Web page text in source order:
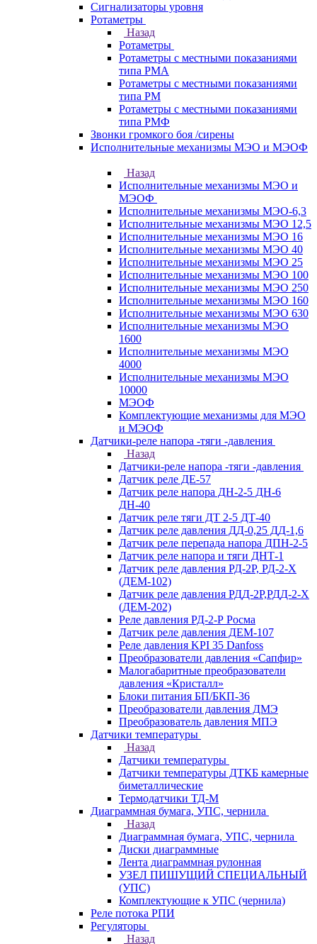
Сигнализаторы уровня
Ротаметры
Назад
Ротаметры
Ротаметры с местными показаниями
типа РМА
Ротаметры с местными показаниями
типа РМ
Ротаметры с местными показаниями
типа РМФ
Звонки громкого боя /сирены
Исполнительные механизмы МЭО и МЭОФ
Назад
Исполнительные механизмы МЭО и
МЭОФ
Исполнительные механизмы МЭО-6,3
Исполнительные механизмы МЭО 12,5
Исполнительные механизмы МЭО 16
Исполнительные механизмы МЭО 40
Исполнительные механизмы МЭО 25
Исполнительные механизмы МЭО 100
Исполнительные механизмы МЭО 250
Исполнительные механизмы МЭО 160
Исполнительные механизмы МЭО 630
Исполнительные механизмы МЭО
1600
Исполнительные механизмы МЭО
4000
Исполнительные механизмы МЭО
10000
МЭОФ
Комплектующие механизмы для МЭО
и МЭОФ
Датчики-реле напора -тяги -давления
Назад
Датчики-реле напора -тяги -давления
Датчик реле ДЕ-57
Датчик реле напора ДН-2-5 ДН-6
ДН-40
Датчик реле тяги ДТ 2-5 ДТ-40
Датчик реле давления ДД-0,25 ДД-1,6
Датчик реле перепада напора ДПН-2-5
Датчик реле напора и тяги ДНТ-1
Датчик реле давления РД-2Р, РД-2-Х
(ДЕМ-102)
Датчик реле давления РДД-2Р,РДД-2-Х
(ДЕМ-202)
Реле давления РД-2-Р Росма
Датчик реле давления ДЕМ-107
Реле давления KPI 35 Danfoss
Преобразователи давления «Сапфир»
Малогабаритные преобразователи
давления «Кристалл»
Блоки питания БП/БКП-36
Преобразователи давления ДМЭ
Преобразователь давления МПЭ
Датчики температуры
Назад
Датчики температуры
Датчики температуры ДТКБ камерные
биметаллические
Термодатчики ТД-М
Диаграммная бумага, УПС, чернила
Назад
Диаграммная бумага, УПС, чернила
Диски диаграммные
Лента диаграммная рулонная
УЗЕЛ ПИШУЩИЙ СПЕЦИАЛЬНЫЙ
(УПС)
Комплектующие к УПС (чернила)
Реле потока РПИ
Регуляторы
Назад